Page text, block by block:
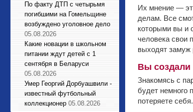
По факту ДТП с четырьмя
погибшими на Гомельщине
возбуждено уголовное дело
05.08.2026
Какие новации в школьном
питании ждут детей с 1
сентября в Беларуси
05.08.2026
Умер Георгий Дорбуашвили -
известный футбольный
коллекционер 05.08.2026
Их мнение —
делам. Все
которыми вы и
человека свои
выходят замуж
Вы создали
Знакомясь с
будет немного
потеряете себя.